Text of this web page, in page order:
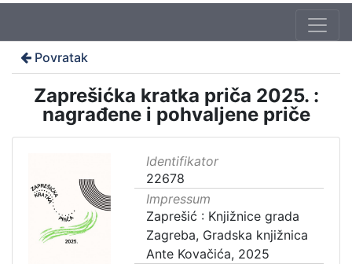
Povratak
Zaprešićka kratka priča 2025. :
nagrađene i pohvaljene priče
Identifikator
22678
Impressum
Zaprešić : Knjižnice grada
Zagreba, Gradska knjižnica
Ante Kovačića, 2025